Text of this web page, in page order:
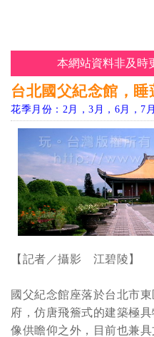
本網站資料非及時
台北國父紀念館，睡
花季月份：2月，3月，6月，7
【記者／攝影 江碧陵】
國父紀念館座落於台北市
府，仿唐飛簷式的建築極
像供瞻仰之外，目前也兼